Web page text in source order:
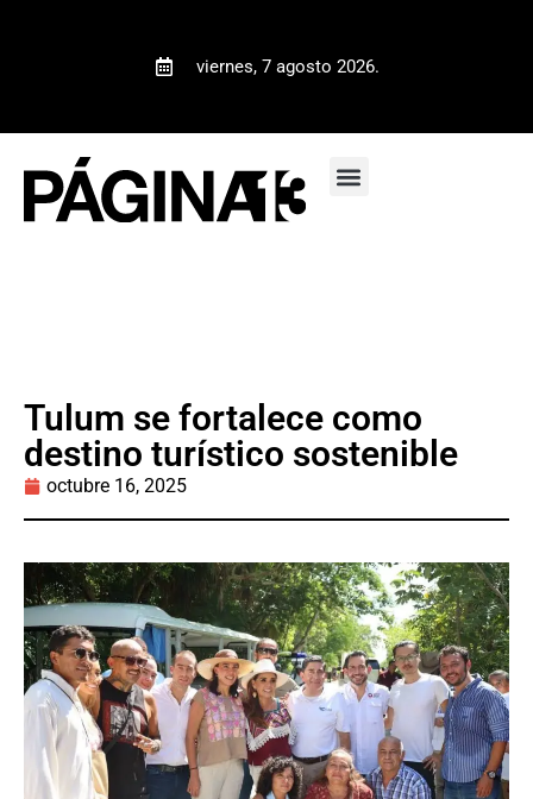
viernes, 7 agosto 2026.
Tulum se fortalece como
destino turístico sostenible
octubre 16, 2025